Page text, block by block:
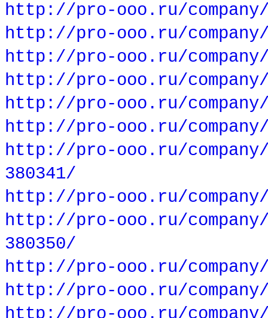
http://pro-ooo.ru/company/
http://pro-ooo.ru/
http://pro-ooo.ru/company/
http://pro-ooo.ru/company/
http://pro-ooo.ru/company/
http://pro-ooo.ru/company/
http://pro-ooo.ru/company/
380341/
http://pro-ooo.ru/company/
http://pro-ooo.ru/
380350/
http://pro-ooo.ru/company/
http://pro-ooo.ru/company/